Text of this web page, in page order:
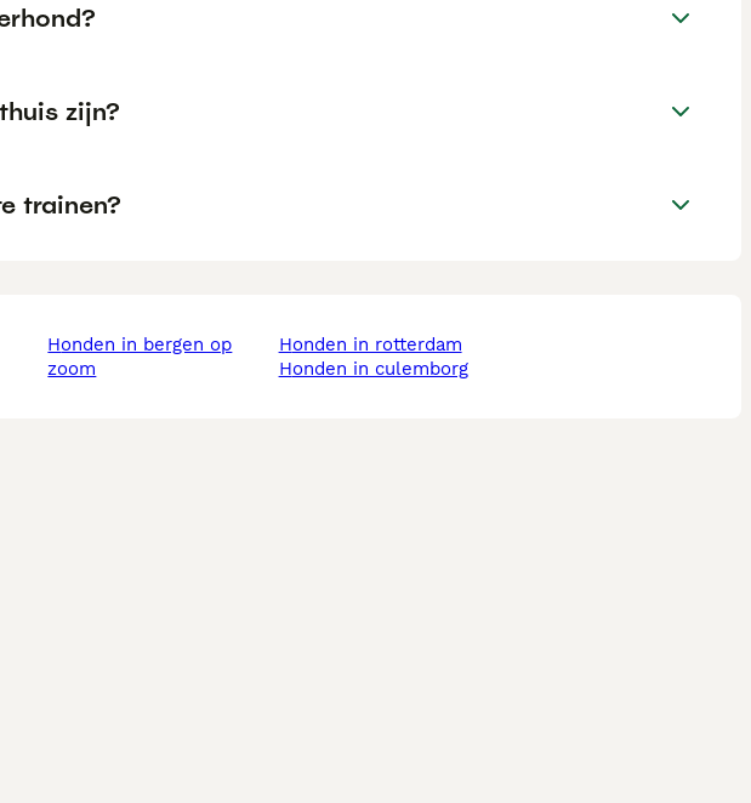
zijn?
trainen?
honden in bergen op
zoom
honden in rotterdam
honden in culemborg